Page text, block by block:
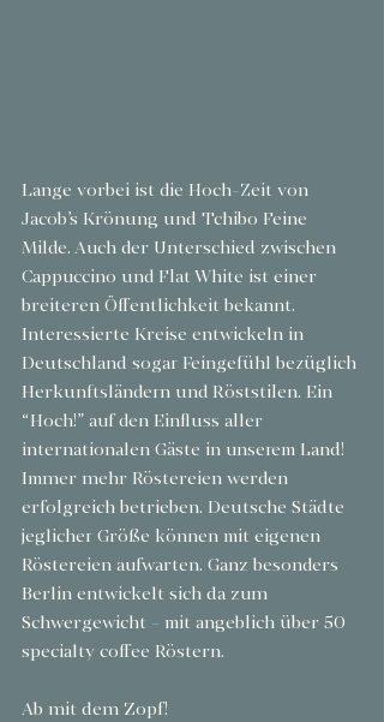
Lange vorbei ist die Hoch-Zeit von
Jacob’s Krönung und Tchibo Feine
Milde. Auch der Unterschied zwischen
Cappuccino und Flat White ist einer
breiteren Öffentlichkeit bekannt.
Interessierte Kreise entwickeln in
Deutschland sogar Feingefühl bezüglich
Herkunftsländern und Röststilen. Ein
“Hoch!” auf den Einfluss aller
internationalen Gäste in unserem Land!
Immer mehr Röstereien werden
erfolgreich betrieben. Deutsche Städte
jeglicher Größe können mit eigenen
Röstereien aufwarten. Ganz besonders
Berlin entwickelt sich da zum
Schwergewicht - mit angeblich über 50
specialty coffee Röstern.
Ab mit dem Zopf!